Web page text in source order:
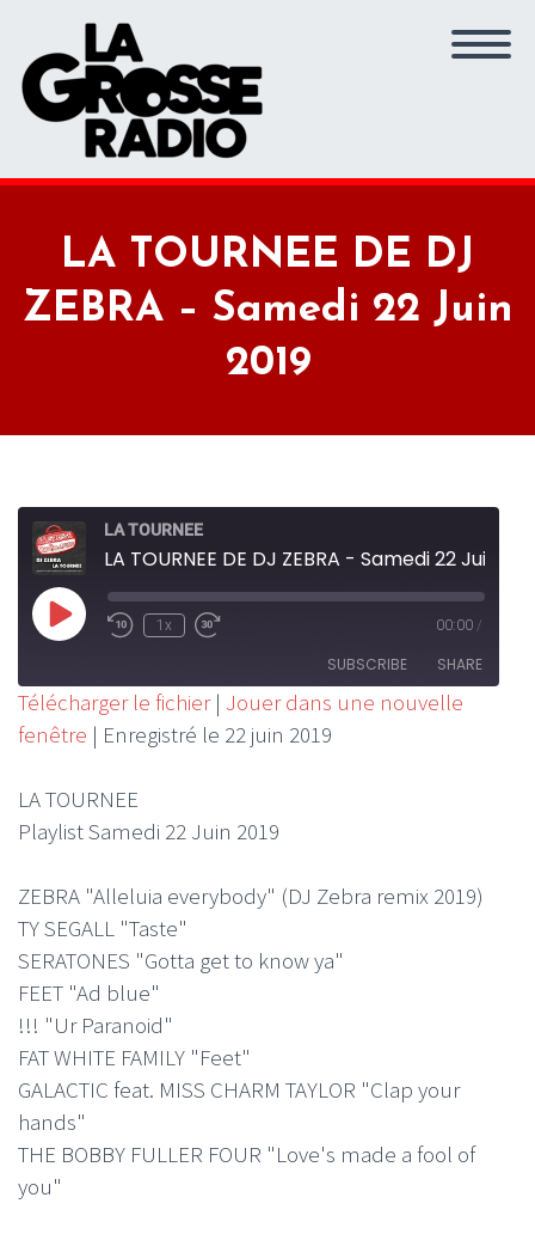
LA TOURNEE DE DJ
ZEBRA – Samedi 22 Juin
2019
LA TOURNEE
Play
EpisodeRewind
Seconds
1x
Fast
30
seconds
00:00 /
SUBSCRIBE SHARE
RSS FEED
SHARE
EMBED
Télécharger le fichier| Jouer dans une nouvelle
fenêtre | Enregistré le 22 juin 2019
LA TOURNEE
Playlist Samedi 22 Juin 2019
ZEBRA "Alleluia everybody" (DJ Zebra remix 2019)
TY SEGALL "Taste"
SERATONES "Gotta get to know ya"
FEET "Ad blue"
!!! "Ur Paranoid"
FAT WHITE FAMILY "Feet"
GALACTIC feat. MISS CHARM TAYLOR "Clap your
hands"
THE BOBBY FULLER FOUR "Love's made a fool of
you"